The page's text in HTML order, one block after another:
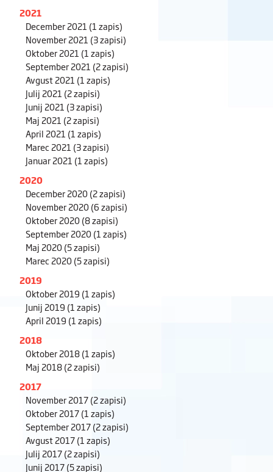
2021
December 2021 (1 zapis)
November 2021 (3 zapisi)
Oktober 2021 (1 zapis)
September 2021 (2 zapisi)
Avgust 2021 (1 zapis)
Julij 2021 (2 zapisi)
Junij 2021 (3 zapisi)
Maj 2021 (2 zapisi)
April 2021 (1 zapis)
Marec 2021 (3 zapisi)
Januar 2021 (1 zapis)
2020
December 2020(2 zapisi)
November 2020(6 zapisi)
Oktober 2020(8 zapisi)
September 2020(1 zapis)
Maj 2020(5 zapisi)
Marec 2020(5 zapisi)
2019
Oktober 2019 (1 zapis)
Junij 2019 (1 zapis)
April 2019 (1 zapis)
2018
Oktober 2018(1 zapis)
Maj 2018(2 zapisi)
2017
November 2017(2 zapisi)
Oktober 2017(1 zapis)
September 2017(2 zapisi)
Avgust 2017(1 zapis)
Julij 2017(2 zapisi)
Junij 2017(5 zapisi)